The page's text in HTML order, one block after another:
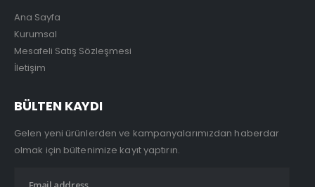
Ana Sayfa
Kurumsal
Mesafeli Satış Sözleşmesi
İletişim
BÜLTEN KAYDI
Gelen yeni ürünlerden ve kampanyalarımızdan haberdar
olmak için bültenimize kayıt yaptırın.